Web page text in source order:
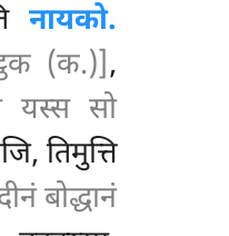
नायको.
(क.)],
सो
तिमुत्ति
बोद्धानं